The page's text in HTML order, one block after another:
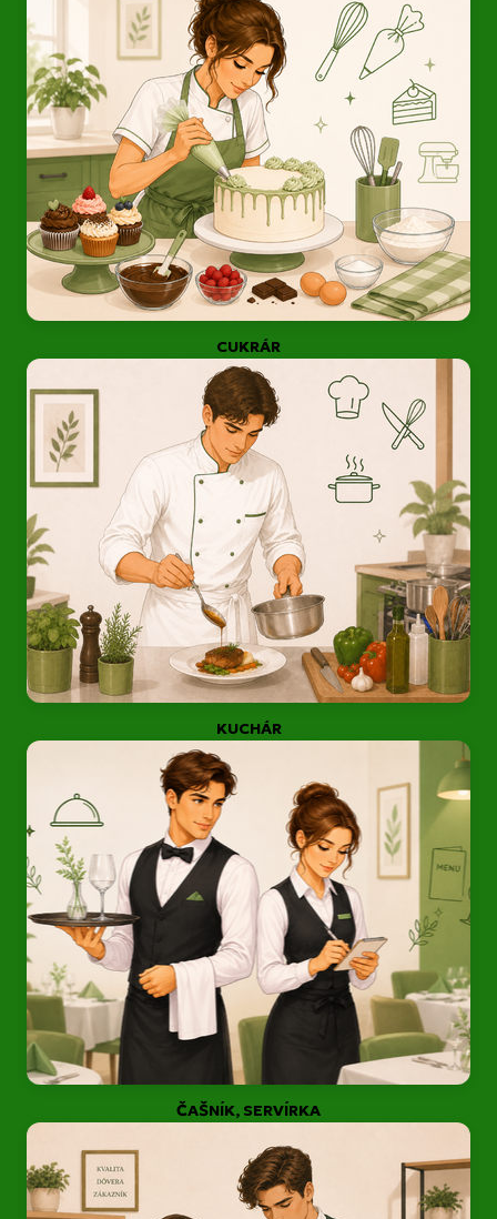
CUKRÁR
KUCHÁR
ČAŠNÍK, SERVÍRKA